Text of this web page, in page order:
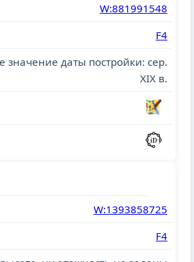
W:881991548
F4
значение даты постройки: сер.
XIX в.
W:1393858725
F4